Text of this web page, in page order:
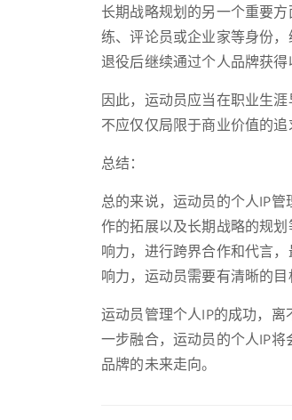
长期战略规划的另一个重要
练、评论员或企业家等身份
退役后继续通过个人品牌获
因此，运动员应当在职业生
不应仅仅局限于商业价值的
总结：
总的来说，运动员的个人IP
作的拓展以及长期战略的规
响力，进行跨界合作和代言
响力，运动员需要有清晰的
运动员管理个人IP的成功，
一步融合，运动员的个人IP
品牌的未来走向。